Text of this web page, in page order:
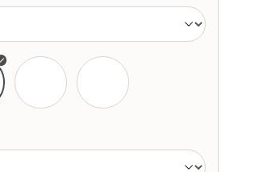
Ezüst/Fehér